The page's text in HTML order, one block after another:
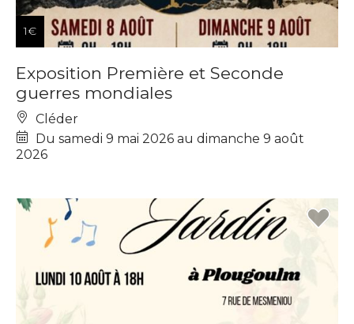
1€
Exposition Première et Seconde
guerres mondiales
Cléder
Du samedi 9 mai 2026 au dimanche 9 août
2026